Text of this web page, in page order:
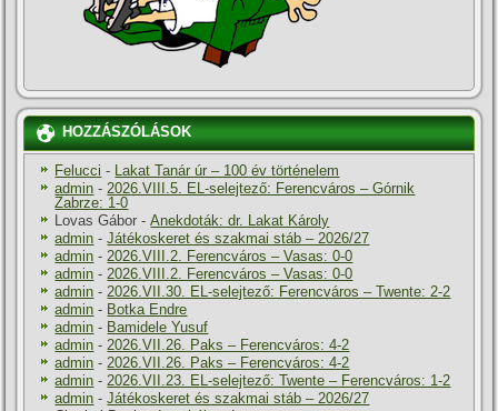
HOZZÁSZÓLÁSOK
Felucci - Lakat Tanár úr – 100 év történelem
admin -2026.VIII.5. EL-selejtező: Ferencváros – Górnik
Zabrze: 1-0
Lovas Gábor -Anekdoták: dr. Lakat Károly
admin -Játékoskeret és szakmai stáb – 2026/27
admin -2026.VIII.2. Ferencváros – Vasas: 0-0
admin -2026.VIII.2. Ferencváros – Vasas: 0-0
admin -2026.VII.30. EL-selejtező: Ferencváros – Twente: 2-2
admin - Botka Endre
admin - Bamidele Yusuf
admin -2026.VII.26. Paks – Ferencváros: 4-2
admin -2026.VII.26. Paks – Ferencváros: 4-2
admin -2026.VII.23. EL-selejtező: Twente – Ferencváros: 1-2
admin -Játékoskeret és szakmai stáb – 2026/27